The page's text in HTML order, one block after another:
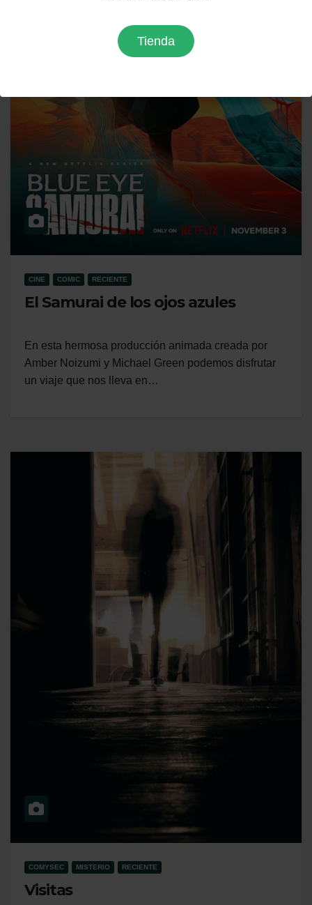
Tienda
CINE COMIC RECIENTE
El Samurai de los ojos azules
En esta hermosa producción animada creada por
Amber Noizumi y Michael Green podemos disfrutar
un viaje que nos lleva en…
COMYSEC MISTERIO RECIENTE
Visitas